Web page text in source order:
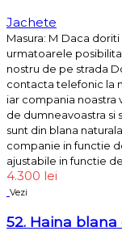
Jachete
Masura: M Daca doriti
urmatoarele
nostru de pe strada
contacta telefonic la
iar compania noastra
de dumneavoastra si
sunt din blana
companie in functie
ajustabile in functie
4.300 lei
Vezi
52. Haina